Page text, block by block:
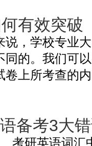
有效突破
，学校专业大
同的。我们可
卷上所考查的
备考3大
研英语词汇